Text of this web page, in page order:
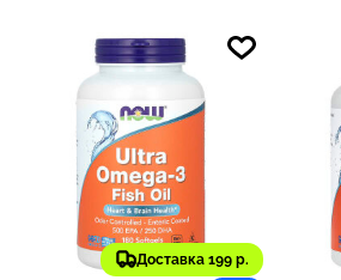
Доставка 199 р.